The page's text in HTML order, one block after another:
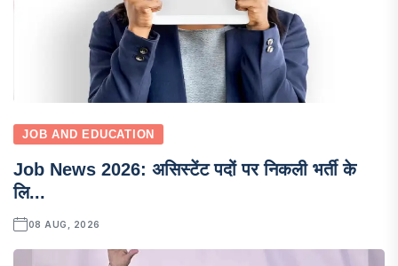
JOB AND EDUCATION
Job News 2026: असिस्टेंट पदों पर निकली भर्ती के
लि...
08 AUG, 2026